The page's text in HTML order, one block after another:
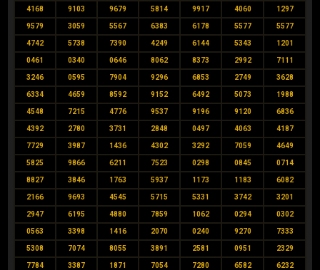
4168 9103 9679 5814 9917 4060 1297
9579 3059 5567 6383 6178 5577 5577
4742 5738 7390 4249 6144 5343 1201
0461 0340 0646 8062 8373 2992 7111
3246 0595 7904 9296 6853 2749 3628
6334 4659 8592 9152 6492 5073 1988
4548 7215 4776 9537 9196 9120 6836
4392 2780 3731 2848 0497 4063 4187
7729 3987 1436 4302 3292 7059 4649
5825 9866 6211 7523 0298 0845 0714
8827 3846 1763 5937 1173 1183 6082
2166 9693 4545 5715 5331 3742 3201
2947 6195 4880 7859 1062 0294 0302
0563 3398 1416 2070 0240 9270 7333
5308 7074 8055 3891 2581 0951 2329
7784 3387 1871 7054 7280 6582 6232